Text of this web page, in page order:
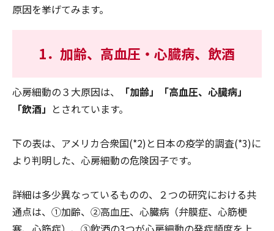
原因を挙げてみます。
1．加齢、高血圧・心臓病、飲酒
心房細動の３大原因は、
「加齢」「高血圧、心臓病」
「飲酒」 とされています。
下の表は、アメリカ合衆国(*2)と日本の疫学的調査(*3)に
より判明した、心房細動の危険因子です。
詳細は多少異なっているものの、２つの研究における共
通点は、①加齢、②高血圧、心臓病（弁膜症、心筋梗